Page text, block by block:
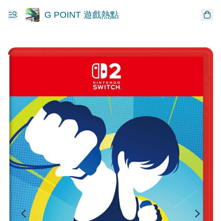
G POINT 遊戲熱點